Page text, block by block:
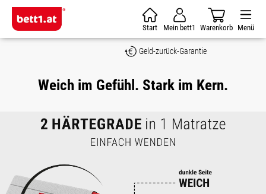
Zum Hauptinhalt springen
Start Mein bett1 Warenkorb Menü
Geld-zurück-Garantie
Weich im Gefühl. Stark im Kern.
Bildergalerie überspringen